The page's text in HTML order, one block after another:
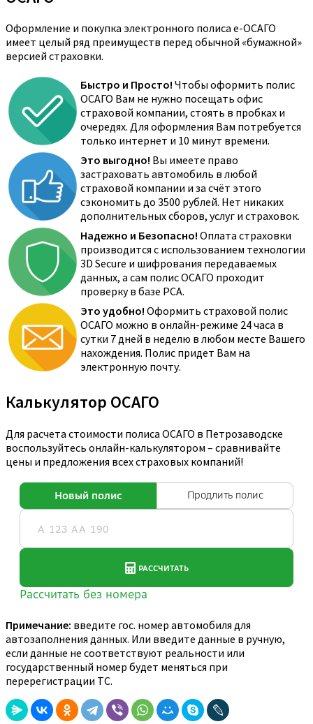
Оформление и покупка электронного полиса е-ОСАГО
имеет целый ряд преимуществ перед обычной «бумажной»
версией страховки.
Быстро и Просто! Чтобы оформить полис
ОСАГО Вам не нужно посещать офис
страховой компании, стоять в пробках и
очередях. Для оформления Вам потребуется
только интернет и 10 минут времени.
Это выгодно! Вы имеете право
застраховать автомобиль в любой
страховой компании и за счёт этого
сэкономить до 3500 рублей. Нет никаких
дополнительных сборов, услуг и страховок.
Надежно и Безопасно! Оплата страховки
производится с использованием технологии
3D Secure и шифрования передаваемых
данных, а сам полис ОСАГО проходит
проверку в базе РСА.
Это удобно! Оформить страховой полис
ОСАГО можно в онлайн-режиме 24 часа в
сутки 7 дней в неделю в любом месте Вашего
нахождения. Полис придет Вам на
электронную почту.
Калькулятор ОСАГО
Для расчета стоимости полиса ОСАГО в Петрозаводске
воспользуйтесь онлайн-калькулятором – сравнивайте
цены и предложения всех страховых компаний!
Примечание: введите гос. номер автомобиля для
автозаполнения данных. Или введите данные в ручную,
если данные не соответствуют реальности или
государственный номер будет меняться при
перерегистрации ТС.